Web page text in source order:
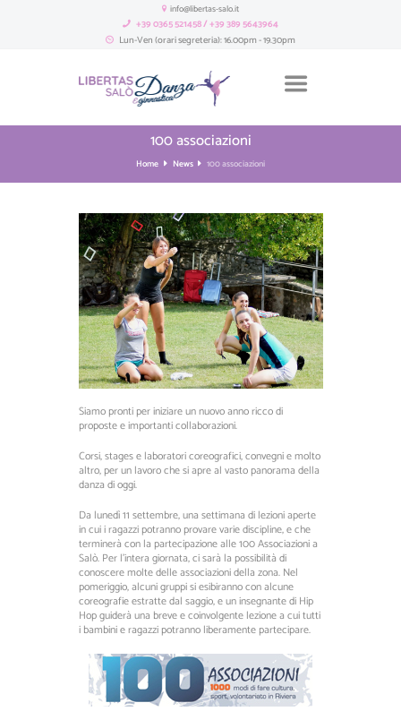
info@libertas-salo.it
+39 0365 521458 / +39 389 5643964
Lun-Ven (orari segreteria): 16.00pm - 19.30pm
100 associazioni
Home News 100 associazioni
Siamo pronti per iniziare un nuovo anno ricco di
proposte e importanti collaborazioni.
Corsi, stages e laboratori coreografici, convegni e molto
altro, per un lavoro che si apre al vasto panorama della
danza di oggi.
Da lunedì 11 settembre, una settimana di lezioni aperte
in cui i ragazzi potranno provare varie discipline, e che
terminerà con la partecipazione alle 100 Associazioni a
Salò. Per l’intera giornata, ci sarà la possibilità di
conoscere molte delle associazioni della zona. Nel
pomeriggio, alcuni gruppi si esibiranno con alcune
coreografie estratte dal saggio, e un insegnante di Hip
Hop guiderà una breve e coinvolgente lezione a cui tutti
i bambini e ragazzi potranno liberamente partecipare.